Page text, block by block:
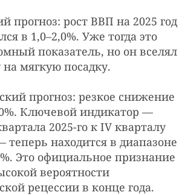
прогноз: рост ВВП на 2025 год
в 1,0–2,0%. Уже тогда это
показатель, но он вселял
мягкую посадку.
прогноз: резкое снижение
Ключевой индикатор —
2025-го к IV кварталу
теперь находится в диапазоне
Это официальное признание
вероятности
рецессии в конце года.